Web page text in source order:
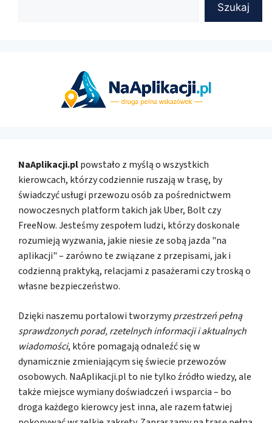
Szukaj
NaAplikacji.plpowstało z myślą o wszystkich
kierowcach, którzy codziennie ruszają w trasę, by
świadczyć usługi przewozu osób za pośrednictwem
nowoczesnych platform takich jak Uber, Bolt czy
FreeNow. Jesteśmy zespołem ludzi, którzy doskonale
rozumieją wyzwania, jakie niesie ze sobą jazda "na
aplikacji" – zarówno te związane z przepisami, jak i
codzienną praktyką, relacjami z pasażerami czy troską o
własne bezpieczeństwo.
Dzięki naszemu portalowi tworzymyprzestrzeń pełną
sprawdzonych porad, rzetelnych informacji i aktualnych
wiadomości, które pomagają odnaleźć się w
dynamicznie zmieniającym się świecie przewozów
osobowych. NaAplikacji.pl to nie tylko źródło wiedzy, ale
także miejsce wymiany doświadczeń i wsparcia – bo
droga każdego kierowcy jest inna, ale razem łatwiej